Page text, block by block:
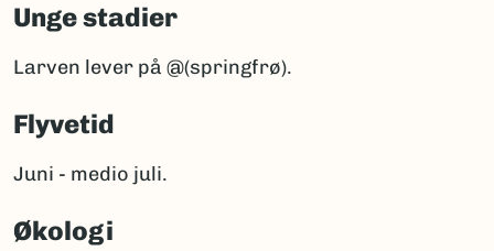
Unge stadier
Larven lever på @(springfrø).
Flyvetid
Juni - medio juli.
Økologi